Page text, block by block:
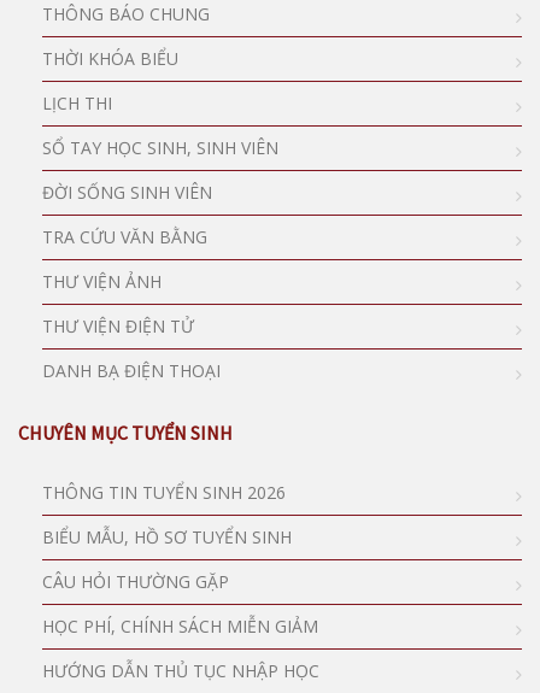
THÔNG BÁO CHUNG
THỜI KHÓA BIỂU
LỊCH THI
SỔ TAY HỌC SINH, SINH VIÊN
ĐỜI SỐNG SINH VIÊN
TRA CỨU VĂN BẰNG
THƯ VIỆN ẢNH
THƯ VIỆN ĐIỆN TỬ
DANH BẠ ĐIỆN THOẠI
CHUYÊN MỤC TUYỂN SINH
THÔNG TIN TUYỂN SINH 2026
BIỂU MẪU, HỒ SƠ TUYỂN SINH
CÂU HỎI THƯỜNG GẶP
HỌC PHÍ, CHÍNH SÁCH MIỄN GIẢM
HƯỚNG DẪN THỦ TỤC NHẬP HỌC